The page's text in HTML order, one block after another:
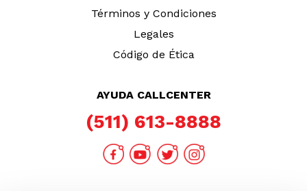
Términos y Condiciones
Legales
Código de Ética
AYUDA CALLCENTER
(511) 613-8888